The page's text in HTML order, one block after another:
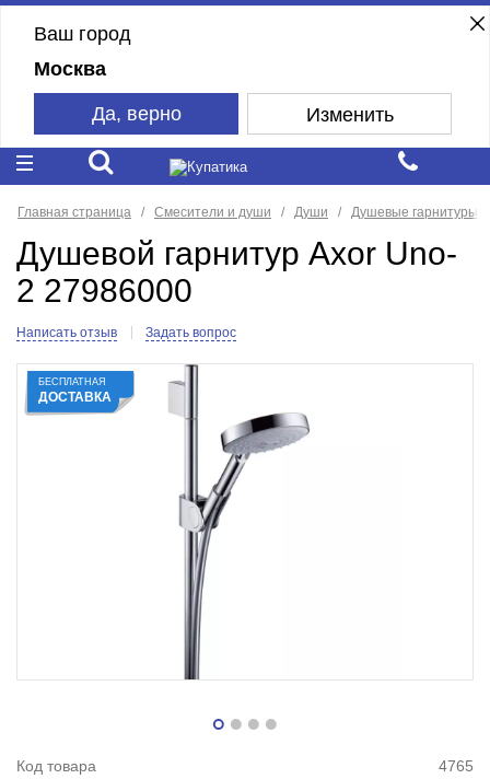
Ваш город
Москва
Да, верно Изменить
Главная страница Смесители и души Души Душевые гарнитуры
Душевой гарнитур Axor Uno-
2 27986000
Написать отзыв Задать вопрос
БЕСПЛАТНАЯ
ДОСТАВКА
Код товара 4765